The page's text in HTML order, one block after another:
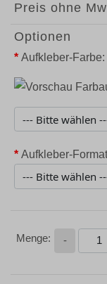
Preis ohne
Optionen
* Aufkleber-Farbe:
* Aufkleber-
-